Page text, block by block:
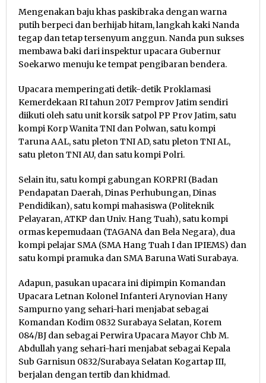
Mengenakan baju khas paskibraka dengan warna
putih berpeci dan berhijab hitam, langkah kaki Nanda
tegap dan tetap tersenyum anggun. Nanda pun sukses
membawa baki dari inspektur upacara Gubernur
Soekarwo menuju ke tempat pengibaran bendera.
Upacara memperingati detik-detik Proklamasi
Kemerdekaan RI tahun 2017 Pemprov Jatim sendiri
diikuti oleh satu unit korsik satpol PP Prov Jatim, satu
kompi Korp Wanita TNI dan Polwan, satu kompi
Taruna AAL, satu pleton TNI AD, satu pleton TNI AL,
satu pleton TNI AU, dan satu kompi Polri.
Selain itu, satu kompi gabungan KORPRI (Badan
Pendapatan Daerah, Dinas Perhubungan, Dinas
Pendidikan), satu kompi mahasiswa (Politeknik
Pelayaran, ATKP dan Univ. Hang Tuah), satu kompi
ormas kepemudaan (TAGANA dan Bela Negara), dua
kompi pelajar SMA (SMA Hang Tuah I dan IPIEMS) dan
satu kompi pramuka dan SMA Baruna Wati Surabaya.
Adapun, pasukan upacara ini dipimpin Komandan
Upacara Letnan Kolonel Infanteri Arynovian Hany
Sampurno yang sehari-hari menjabat sebagai
Komandan Kodim 0832 Surabaya Selatan, Korem
084/BJ dan sebagai Perwira Upacara Mayor Chb M.
Abdullah yang sehari-hari menjabat sebagai Kepala
Sub Garnisun 0832/Surabaya Selatan Kogartap III,
berjalan dengan tertib dan khidmad.